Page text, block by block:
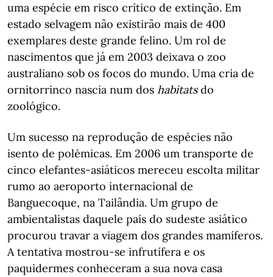
uma espécie em risco crítico de extinção. Em
estado selvagem não existirão mais de 400
exemplares deste grande felino. Um rol de
nascimentos que já em 2003 deixava o zoo
australiano sob os focos do mundo. Uma cria de
ornitorrinco nascia num dos habitatsdo
zoológico.
Um sucesso na reprodução de espécies não
isento de polémicas. Em 2006 um transporte de
cinco elefantes-asiáticos mereceu escolta militar
rumo ao aeroporto internacional de
Banguecoque, na Tailândia. Um grupo de
ambientalistas daquele país do sudeste asiático
procurou travar a viagem dos grandes mamíferos.
A tentativa mostrou-se infrutífera e os
paquidermes conheceram a sua nova casa